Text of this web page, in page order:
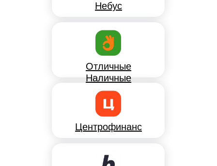
Небус
Отличные
Наличные
Центрофинанс